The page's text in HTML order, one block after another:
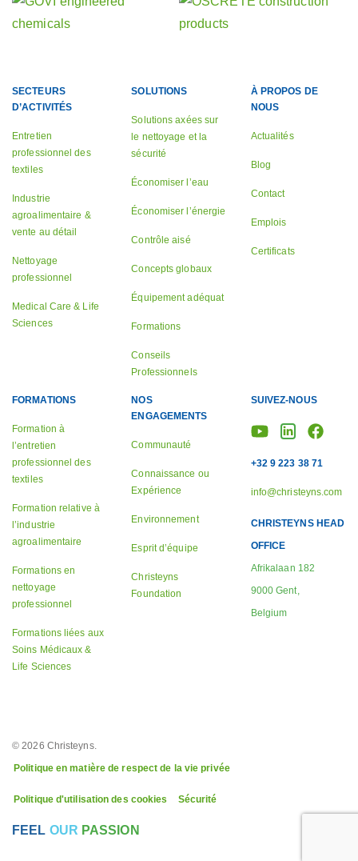
SECTEURS
D’ACTIVITÉS
Entretien
professionnel des
textiles
Industrie
agroalimentaire &
vente au détail
Nettoyage
professionnel
Medical Care & Life
Sciences
SOLUTIONS
Solutions axées sur
le nettoyage et la
sécurité
Économiser l’eau
Économiser l’énergie
Contrôle aisé
Concepts globaux
Équipement adéquat
Formations
Conseils
Professionnels
À PROPOS DE
NOUS
Actualités
Blog
Contact
Emplois
Certificats
FORMATIONS
Formation à
l’entretien
professionnel des
textiles
Formation relative à
l’industrie
agroalimentaire
Formations en
nettoyage
professionnel
Formations liées aux
Soins Médicaux &
Life Sciences
NOS
ENGAGEMENTS
Communauté
Connaissance ou
Expérience
Environnement
Esprit d’équipe
Christeyns
Foundation
SUIVEZ-NOUS
+32 9 223 38 71
info@christeyns.com
CHRISTEYNS HEAD
OFFICE
Afrikalaan 182
9000 Gent,
Belgium
© 2026 Christeyns.
Politique en matière de respect de la vie privée
Politique d'utilisation des cookies Sécurité
FEEL OUR PASSION